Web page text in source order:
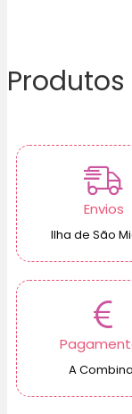
Envios
Ilha de São
A